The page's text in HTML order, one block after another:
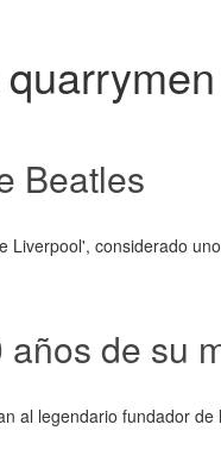
Beatles
Liverpool', considerado
de su
al legendario fundador